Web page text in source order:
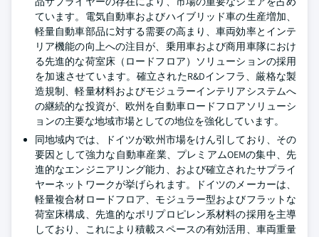
ています。電気自動車およびハイブリッド車の生産増加、
軽量自動車部品に対する需要の高まり、車両効率とインテ
リア機能の向上への注目が、乗用車および商用車隊におけ
る先進的な荷室床（ロードフロア）ソリューションの採用
を加速させています。確立されたR&Dインフラ、厳格な製
造規制、軽量材料およびモジュラーインテリアシステムへ
の継続的な投資が、欧州を自動車ロードフロアソリューシ
ョンの主要な地域市場としての地位を強化しています。
同地域内では、ドイツが欧州市場をけん引しており、その
要因として強力な自動車産業、プレミアムOEMの集中、先
進的なエンジニアリング能力、および確立されたサプライ
ヤーネットワークが挙げられます。ドイツのメーカーは、
軽量複合材ロードフロア、モジュラー型およびフラットな
荷室床構成、先進的なポリプロピレン系材料の採用を主導
しており、これにより積載スペースの有効活用、車両重量